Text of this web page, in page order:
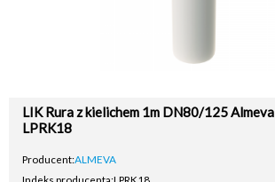
LIK Rura z kielichem 1m DN80/125 Almeva
LPRK18
Producent:ALMEVA
Indeks producenta:LPRK18